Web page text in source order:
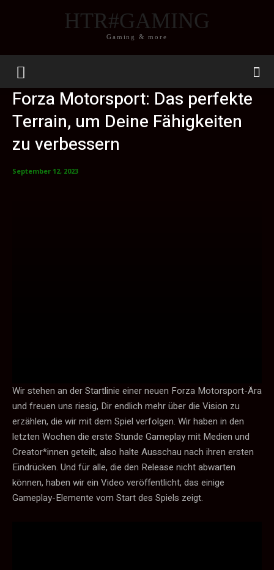
HTR#GAMING
Gaming & more
Forza Motorsport: Das perfekte
Terrain, um Deine Fähigkeiten
zu verbessern
September 12, 2023
Wir stehen an der Startlinie einer neuen Forza Motorsport-Ära
und freuen uns riesig, Dir endlich mehr über die Vision zu
erzählen, die wir mit dem Spiel verfolgen. Wir haben in den
letzten Wochen die erste Stunde Gameplay mit Medien und
Creator*innen geteilt, also halte Ausschau nach ihren ersten
Eindrücken. Und für alle, die den Release nicht abwarten
können, haben wir ein Video veröffentlicht, das einige
Gameplay-Elemente vom Start des Spiels zeigt.